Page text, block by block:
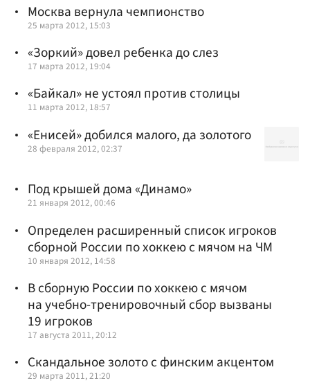
Москва вернула чемпионство
25 марта 2012, 15:03
«Зоркий» довел ребенка до слез
17 марта 2012, 19:04
«Байкал» не устоял против столицы
11 марта 2012, 18:57
«Енисей» добился малого, да золотого
28 февраля 2012, 02:37
Под крышей дома «Динамо»
21 января 2012, 00:46
Определен расширенный список игроков
сборной России по хоккею с мячом на ЧМ
10 января 2012, 14:58
В сборную России по хоккею с мячом
на учебно-тренировочный сбор вызваны
19 игроков
17 августа 2011, 20:12
Скандальное золото с финским акцентом
29 марта 2011, 21:20